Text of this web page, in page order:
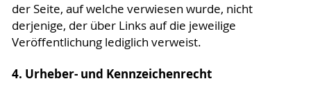
der Seite, auf welche verwiesen wurde, nicht
derjenige, der über Links auf die jeweilige
Veröffentlichung lediglich verweist.
4. Urheber- und Kennzeichenrecht